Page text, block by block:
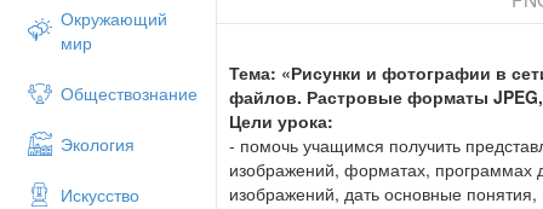
Окружающий
мир
Обществознание
Экология
Искусство
Тема: «Рисунки и фотографии в
файлов. Растровые форматыJPEG
Цели урока:
- помочь учащимся получить
изображений, форматах, программах
изображений, дать основные